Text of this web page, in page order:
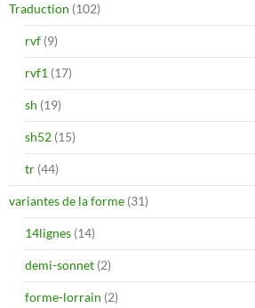
Traduction (102)
rvf (9)
rvf1 (17)
sh (19)
sh52 (15)
tr (44)
variantes de la forme (31)
14lignes (14)
demi-sonnet (2)
forme-lorrain (2)